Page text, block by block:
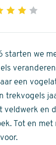
2 3 4
starten we
een
trekvogels
veldwerk en
Tot en